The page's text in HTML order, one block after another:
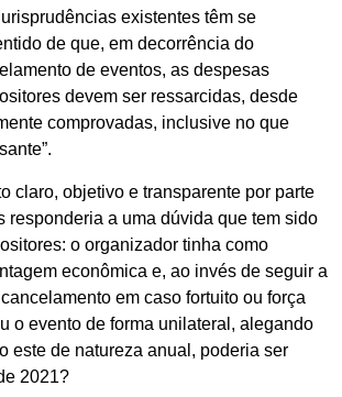
existentes têm se
de que, em decorrência do
de eventos, as despesas
devem ser ressarcidas, desde
comprovadas, inclusive no que
claro, objetivo e transparente por parte
responderia a uma dúvida que tem sido
o organizador tinha como
econômica e, ao invés de seguir a
em caso fortuito ou força
o evento de forma unilateral, alegando
este de natureza anual, poderia ser
2021?